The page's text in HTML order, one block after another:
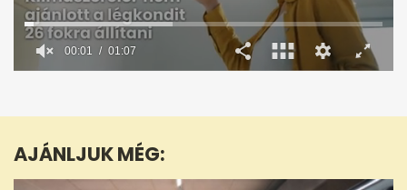
1
7
seconds
00:02 01:07
AJÁNLJUK MÉG: